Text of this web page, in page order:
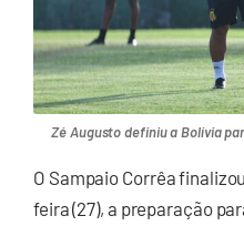
Zé Augusto definiu a Bolívia
O Sampaio Corrêa
feira (27), a preparação